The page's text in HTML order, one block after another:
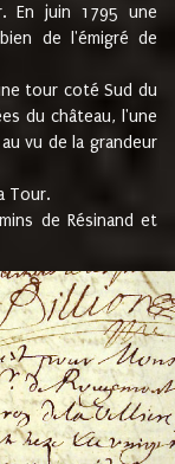
En juin 1795 une
de l'émigré de
tour coté Sud du
du château, l'une
vu de la grandeur
Tour.
de Résinand et